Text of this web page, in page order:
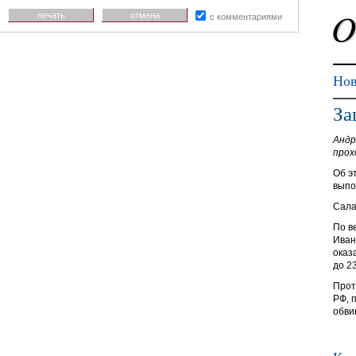
Об
По
до
РФ,
печать отмена с комментариями